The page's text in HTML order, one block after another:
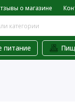
о магазине
питание